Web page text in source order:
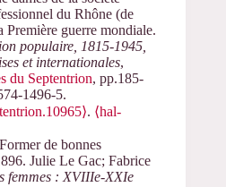
du Rhône (de
Première guerre mondiale.
populaire, 1815-1945,
et internationales,
du Septentrion, pp.185-
1496-5.
. ⟨hal-
de bonnes
Julie Le Gac; Fabrice
femmes : XVIIIe-XXIe